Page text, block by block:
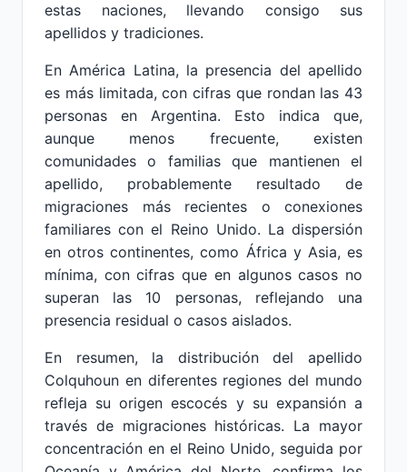
estas naciones, llevando consigo sus
apellidos y tradiciones.
En América Latina, la presencia del apellido
es más limitada, con cifras que rondan las 43
personas en Argentina. Esto indica que,
aunque menos frecuente, existen
comunidades o familias que mantienen el
apellido, probablemente resultado de
migraciones más recientes o conexiones
familiares con el Reino Unido. La dispersión
en otros continentes, como África y Asia, es
mínima, con cifras que en algunos casos no
superan las 10 personas, reflejando una
presencia residual o casos aislados.
En resumen, la distribución del apellido
Colquhoun en diferentes regiones del mundo
refleja su origen escocés y su expansión a
través de migraciones históricas. La mayor
concentración en el Reino Unido, seguida por